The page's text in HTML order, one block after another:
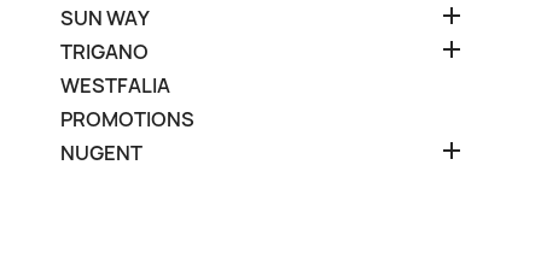
SUN WAY 
TRIGANO 
WESTFALIA
PROMOTIONS
NUGENT
